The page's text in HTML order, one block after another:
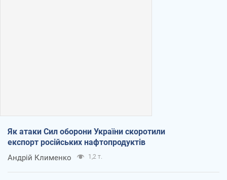
Як атаки Сил оборони України скоротили
експорт російських нафтопродуктів
Андрій Клименко 1,2 т.